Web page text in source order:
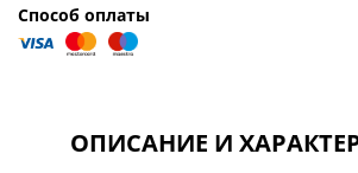
Способ оплаты
ОПИСАНИЕ И